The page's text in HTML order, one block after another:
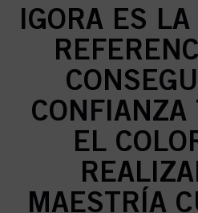
IGORA ES
CONFIANZA
EL
MAESTRÍA